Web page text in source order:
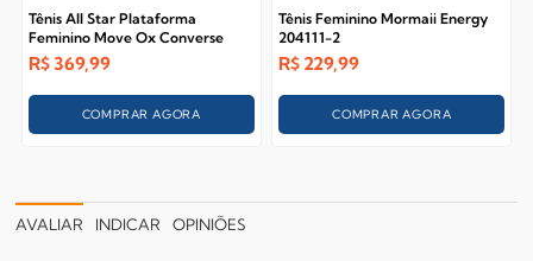
Tênis All Star Plataforma
Feminino Move Ox Converse
R$ 369,99
COMPRAR AGORA
Tênis Feminino Mormaii Energy
204111-2
R$ 229,99
COMPRAR AGORA
AVALIAR INDICAR OPINIÕES